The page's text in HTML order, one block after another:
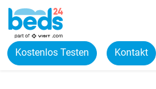
Kostenlos Testen Kontakt